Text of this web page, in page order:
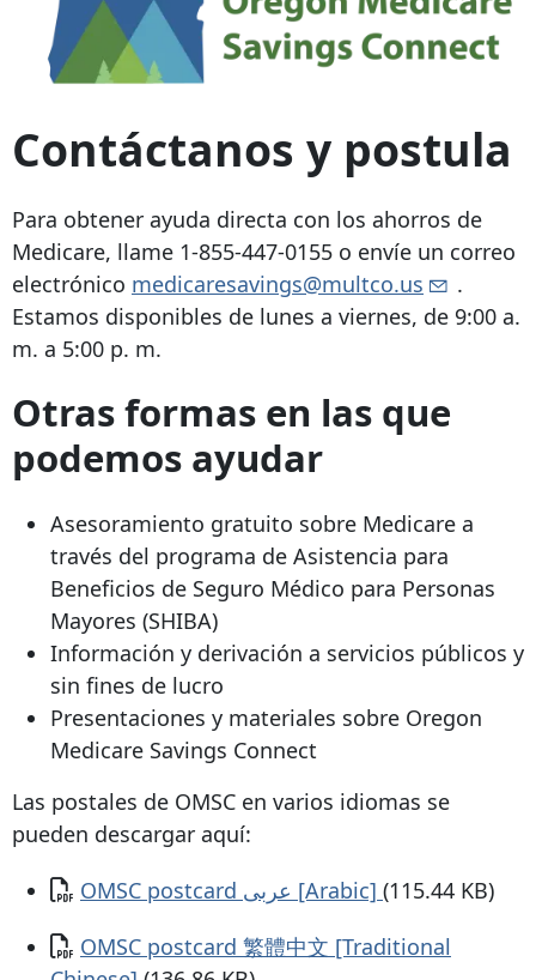
Contáctanos y postula
Para obtener ayuda directa con los ahorros de
Medicare, llame 1-855-447-0155 o envíe un correo
electrónico medicaresavings@multco.us
.
Estamos disponibles de lunes a viernes, de 9:00 a.
m. a 5:00 p. m.
Otras formas en las que
podemos ayudar
Asesoramiento gratuito sobre Medicare a
través del programa de Asistencia para
Beneficios de Seguro Médico para Personas
Mayores (SHIBA)
Información y derivación a servicios públicos y
sin fines de lucro
Presentaciones y materiales sobre Oregon
Medicare Savings Connect
Las postales de OMSC en varios idiomas se
pueden descargar aquí:
Documento
OMSC postcard عربى [Arabic] (115.44 KB)
Documento
OMSC postcard 繁體中文 [Traditional